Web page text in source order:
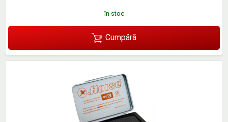
în stoc
Cumpără